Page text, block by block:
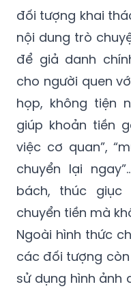
đối tượng khai
nội dung trò
để giả danh
cho người quen
họp, không tiện
giúp khoản tiền
việc cơ quan”,
chuyển lại
bách, thúc giục
chuyển tiền mà
Ngoài hình thức
các đối tượng
sử dụng hình ảnh